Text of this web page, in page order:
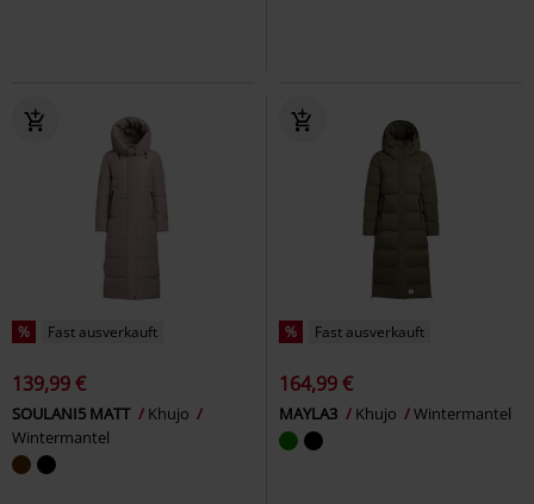
% Fast ausverkauft
139,99 €
SOULANI5 MATT
Khujo
Wintermantel
% Fast ausverkauft
164,99 €
MAYLA3 Khujo Wintermantel